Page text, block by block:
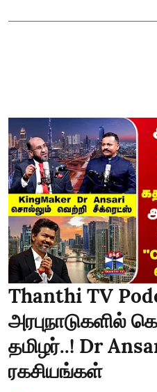
Thanthi TV
அரபுநாடுகளில்
தமிழர்..! Dr
ரகசியங்கள்